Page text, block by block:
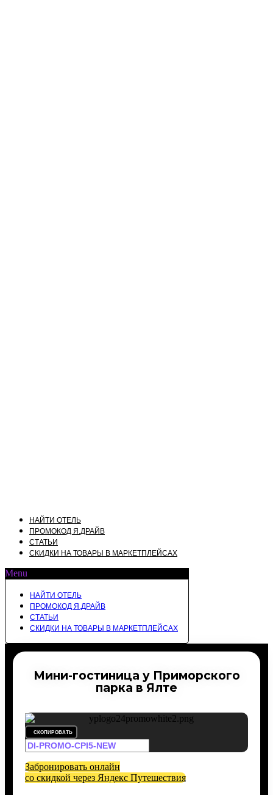
НАЙТИ ОТЕЛЬ
ПРОМОКОД Я.ДРАЙВ
СТАТЬИ
СКИДКИ НА ТОВАРЫ В МАРКЕТПЛЕЙСАХ
Menu
НАЙТИ ОТЕЛЬ
ПРОМОКОД Я.ДРАЙВ
СТАТЬИ
СКИДКИ НА ТОВАРЫ В МАРКЕТПЛЕЙСАХ
Мини-гостиница у Приморского
парка в Ялте
СКОПИРОВАТЬ
Забронировать онлайн
со скидкой через Яндекс Путешествия